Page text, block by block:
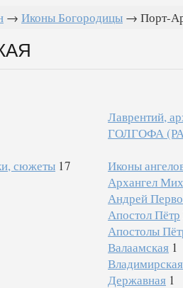
→ Иконы Богородицы → Порт-
Лаврентий,
ГОЛГОФА
сюжеты 17 Иконы
Архангел
Андрей
Апостол Пётр
Апостолы
Валаамская 1
Владимирская
Державная 1